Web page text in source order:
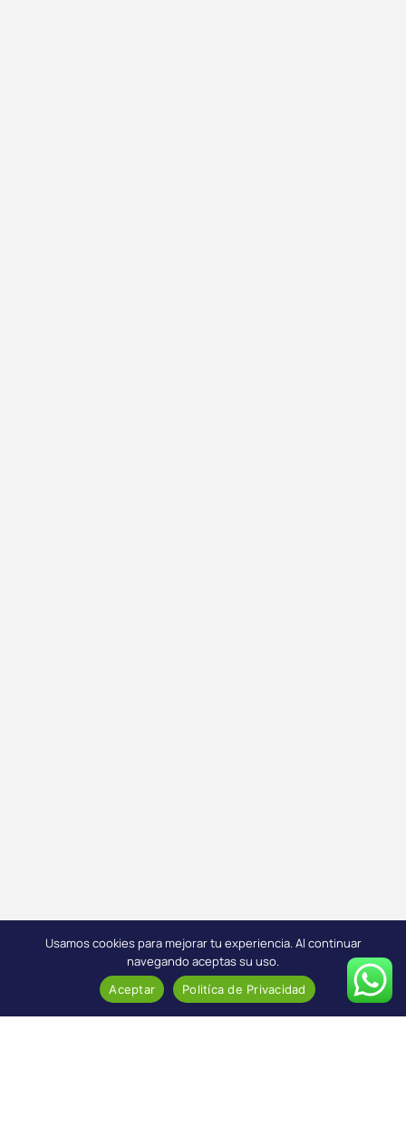
Usamos cookies para mejorar tu experiencia. Al continuar
navegando aceptas su uso.
Aceptar Politíca de Privacidad